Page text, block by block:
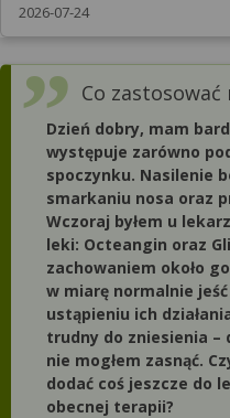
2026-07-24
Co zastosować
Dzień dobry, mam
występuje zarówno
spoczynku. Nasilenie
smarkaniu nosa oraz
Wczoraj byłem u
leki: Octeangin oraz
zachowaniem około
w miarę normalnie
ustąpieniu ich
trudny do zniesienia –
nie mogłem zasnąć.
dodać coś jeszcze do
obecnej terapii?